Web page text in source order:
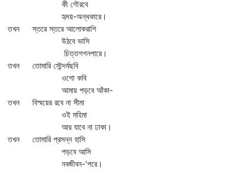
কী গৌরবে
হৃদয়-অন্ধকারে।
তখন স্তরে স্তরে আলোকরাশি
উঠবে ভাসি
চিত্তগগনপারে।
তখন তোমারি সৌন্দর্যছবি
ওগো কবি
আমায় পড়বে আঁকা-
তখন বিস্ময়ের রবে না সীমা
ওই মহিমা
আর যাবে না ঢাকা।
তখন তোমারি প্রসন্ন হাসি
পড়বে আসি
নবজীবন-'পরে।